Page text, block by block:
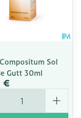
Sol
Gutt 30ml
€